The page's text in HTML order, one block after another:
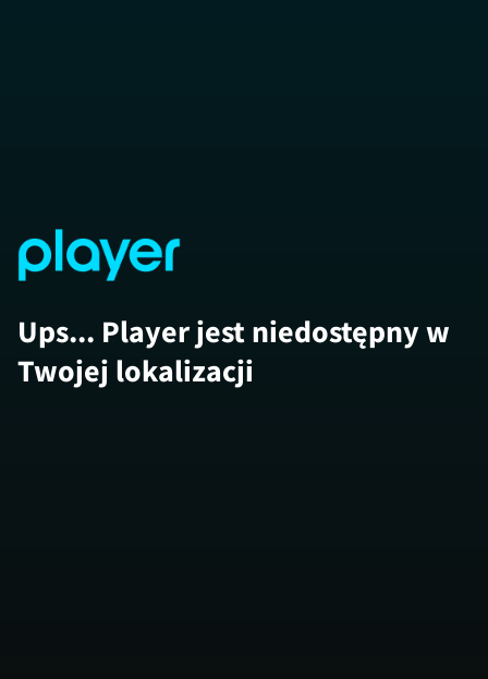
Ups... Player jest niedostępny w
Twojej lokalizacji